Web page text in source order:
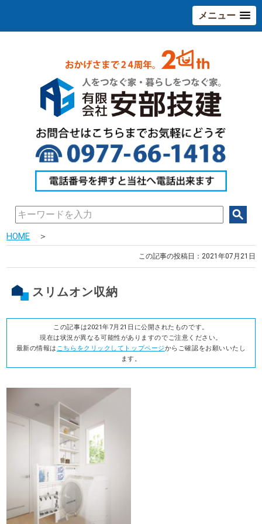
メニュー
HOME ＞
この記事の投稿日：2021年07月21日
スリムオン収納
この記事は2021年7月21日に公開されたものです。
現在は状況が異なる可能性がありますのでご注意ください。
最新の情報は こちらをクリックしてトップページからご確認をお願いいたし
ます。